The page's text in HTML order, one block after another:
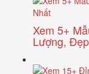
Xem 5+
Lượng,